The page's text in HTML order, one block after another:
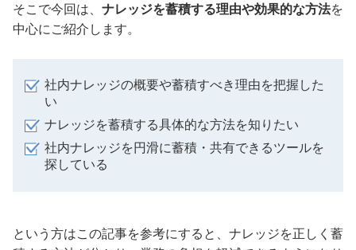
そこで今回は、 ナレッジを蓄積する理由や効果的な方法を
中心にご紹介します。
社内ナレッジの概要や蓄積すべき理由を把握した
い
ナレッジを蓄積する具体的な方法を知りたい
社内ナレッジを円滑に蓄積・共有できるツールを
探している
という方はこの記事を参考にすると、ナレッジを正しく蓄